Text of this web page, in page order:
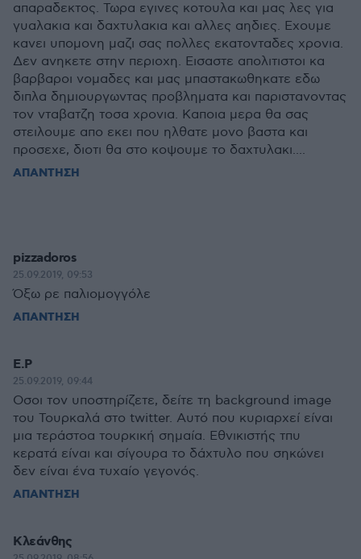
απαραδεκτος. Τωρα εγινες κοτουλα και μας λες για
γυαλακια και δαχτυλακια και αλλες αηδιες. Εχουμε
κανει υπομονη μαζι σας πολλες εκατονταδες χρονια.
Δεν ανηκετε στην περιοχη. Εισαστε απολιτιστοι κα
βαρβαροι νομαδες και μας μπαστακωθηκατε εδω
διπλα δημιουργωντας προβληματα και παριστανοντας
τον νταβατζη τοσα χρονια. Καποια μερα θα σας
στειλουμε απο εκει που ηλθατε μονο βαστα και
προσεχε, διοτι θα στο κοψουμε το δαχτυλακι....
ΑΠΑΝΤΗΣΗ
pizzadoros
25.09.2019, 09:53
Όξω ρε παλιομογγόλε
ΑΠΑΝΤΗΣΗ
E.P
25.09.2019, 09:44
Οσοι τον υποστηρίζετε, δείτε τη background image
του Τουρκαλά στο twitter. Αυτό που κυριαρχεί είναι
μια τεράστοα τουρκική σημαία. Εθνικιστής τπυ
κερατά είναι και σίγουρα το δάχτυλο που σηκώνει
δεν είναι ένα τυχαίο γεγονός.
ΑΠΑΝΤΗΣΗ
Κλεάνθης